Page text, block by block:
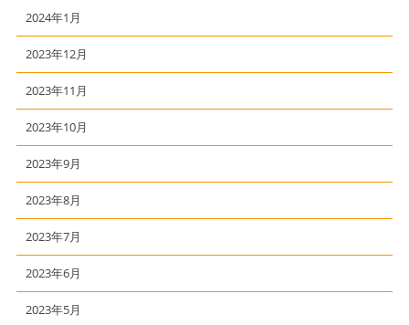
2024年1月
2023年12月
2023年11月
2023年10月
2023年9月
2023年8月
2023年7月
2023年6月
2023年5月